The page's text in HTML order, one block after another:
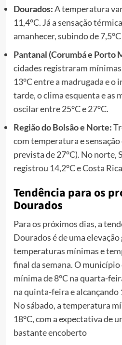
Dourados:A temperatura
11,4°C. Já a sensação
amanhecer, subindo de
Pantanal (Corumbá e Porto
cidades registraram mínimas
13°C entre a madrugada e o
tarde, o clima esquenta e as
oscilar entre 25°C e 27°C.
Região do Bolsão e Norte:
com temperatura e sensação
prevista de 27°C). No norte,
registrou 14,2°C e Costa
Tendência para os
Dourados
Para os próximos dias, a
Dourados é de uma elevação
temperaturas mínimas e
final da semana. O
mínima de 8°C na quarta-
na quinta-feira e alcançando
No sábado, a temperatura
18°C, com a expectativa de
bastante encoberto